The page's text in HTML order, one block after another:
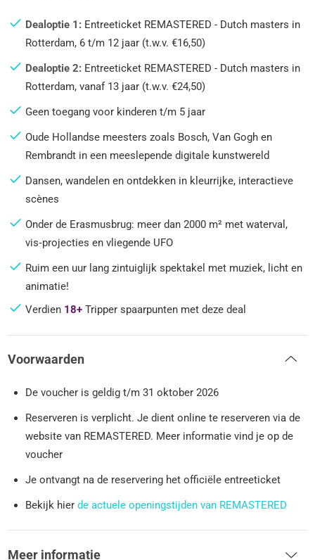
Dealoptie 1: Entreeticket REMASTERED - Dutch masters in
Rotterdam, 6 t/m 12 jaar (t.w.v. €16,50)
Dealoptie 2: Entreeticket REMASTERED - Dutch masters in
Rotterdam, vanaf 13 jaar (t.w.v. €24,50)
Geen toegang voor kinderen t/m 5 jaar
Oude Hollandse meesters zoals Bosch, Van Gogh en
Rembrandt in een meeslepende digitale kunstwereld
Dansen, wandelen en ontdekken in kleurrijke, interactieve
scènes
Onder de Erasmusbrug: meer dan 2000 m² met waterval,
vis‑projecties en vliegende UFO
Ruim een uur lang zintuiglijk spektakel met muziek, licht en
animatie!
Verdien 18+ Tripper spaarpunten met deze deal
Voorwaarden
De voucher is geldig t/m 31 oktober 2026
Reserveren is verplicht. Je dient online te reserveren via de
website van REMASTERED. Meer informatie vind je op de
voucher
Je ontvangt na de reservering het officiële entreeticket
Bekijk hierde actuele openingstijden van REMASTERED
Meer informatie